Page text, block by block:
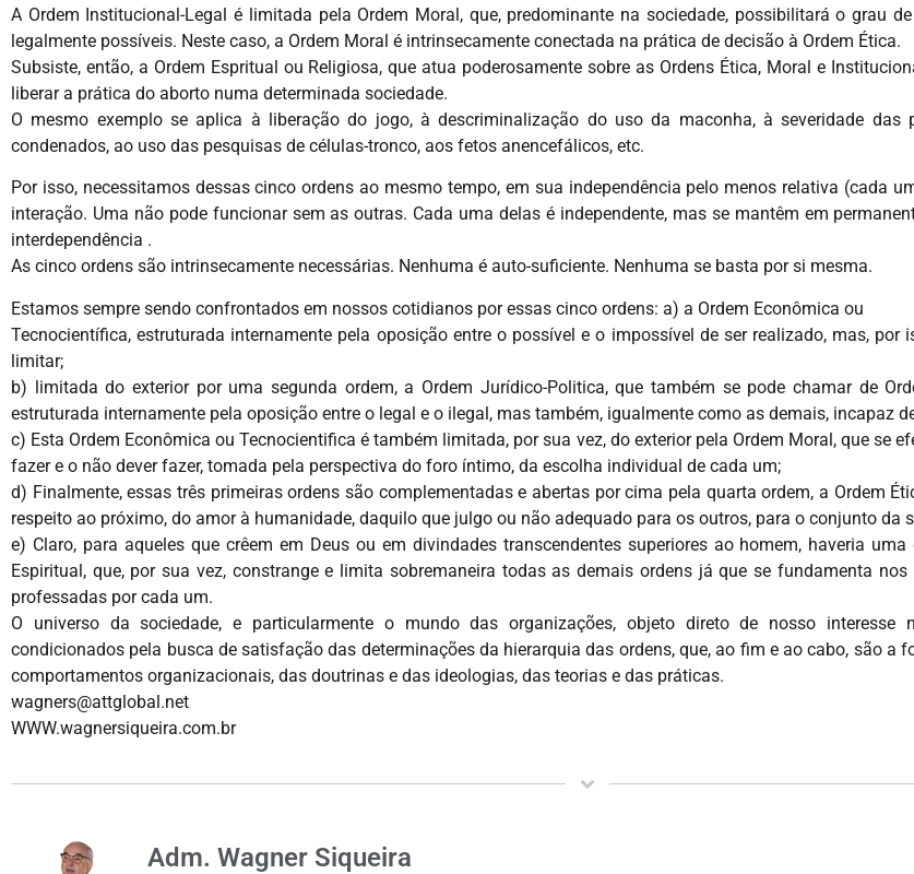
A Ordem Institucional-Legal é limitada pela Ordem Moral, que, predominante na sociedade, possibilitará o grau
legalmente possíveis. Neste caso, a Ordem Moral é intrinsecamente conectada na prática de decisão à Ordem Ética.
Subsiste, então, a Ordem Espritual ou Religiosa, que atua poderosamente sobre as Ordens Ética, Moral e
liberar a prática do aborto numa determinada sociedade.
O mesmo exemplo se aplica à liberação do jogo, à descriminalização do uso da maconha, à severidade das
condenados, ao uso das pesquisas de células-tronco, aos fetos anencefálicos, etc.
Por isso, necessitamos dessas cinco ordens ao mesmo tempo, em sua independência pelo menos relativa (cada
interação. Uma não pode funcionar sem as outras. Cada uma delas é independente, mas se mantêm em
interdependência .
As cinco ordens são intrinsecamente necessárias. Nenhuma é auto-suficiente. Nenhuma se basta por si mesma.
Estamos sempre sendo confrontados em nossos cotidianos por essas cinco ordens: a) a Ordem Econômica ou
Tecnocientífica, estruturada internamente pela oposição entre o possível e o impossível de ser realizado, mas, por
limitar;
b) limitada do exterior por uma segunda ordem, a Ordem Jurídico-Politica, que também se pode chamar de
estruturada internamente pela oposição entre o legal e o ilegal, mas também, igualmente como as demais, incapaz
c) Esta Ordem Econômica ou Tecnocientifica é também limitada, por sua vez, do exterior pela Ordem Moral, que se
fazer e o não dever fazer, tomada pela perspectiva do foro íntimo, da escolha individual de cada um;
d) Finalmente, essas três primeiras ordens são complementadas e abertas por cima pela quarta ordem, a Ordem
respeito ao próximo, do amor à humanidade, daquilo que julgo ou não adequado para os outros, para o conjunto da
e) Claro, para aqueles que crêem em Deus ou em divindades transcendentes superiores ao homem, haveria
Espiritual, que, por sua vez, constrange e limita sobremaneira todas as demais ordens já que se fundamenta
professadas por cada um.
O universo da sociedade, e particularmente o mundo das organizações, objeto direto de nosso interesse
condicionados pela busca de satisfação das determinações da hierarquia das ordens, que, ao fim e ao cabo, são a
comportamentos organizacionais, das doutrinas e das ideologias, das teorias e das práticas.
wagners@attglobal.net
WWW.wagnersiqueira.com.br
Adm. Wagner Siqueira